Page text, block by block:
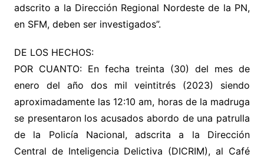
adscrito a la Dirección Regional Nordeste de la PN,
en SFM, deben ser investigados”.
DE LOS HECHOS:
POR CUANTO: En fecha treinta (30) del mes de
enero del año dos mil veintitrés (2023) siendo
aproximadamente las 12:10 am, horas de la madruga
se presentaron los acusados abordo de una patrulla
de la Policía Nacional, adscrita a la Dirección
Central de Inteligencia Delictiva (DICRIM), al Café